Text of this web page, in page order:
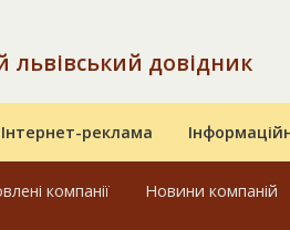
львівський довідник
Інтернет-реклама
компанії Новини компаній